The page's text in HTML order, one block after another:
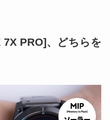
7X PRO]、どちらを